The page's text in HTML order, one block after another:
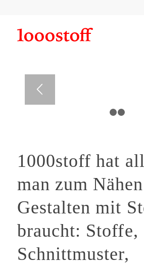
1000stoff hat
man zum
Gestalten mit
braucht: Stoffe,
Schnittmuster,